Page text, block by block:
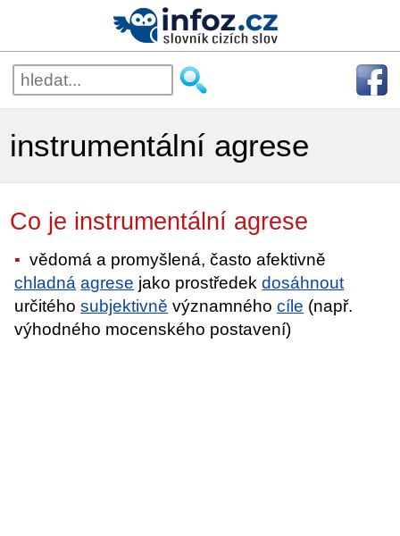
instrumentální agrese
Co je instrumentální agrese
vědomá a promyšlená, často afektivně
chladná agrese jako prostředekdosáhnout
určitéhosubjektivně významnéhocíle (např.
výhodného mocenského postavení)